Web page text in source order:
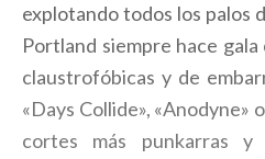
explotando todos los palos
Portland siempre hace
claustrofóbicas y de
«Days Collide», «Anodyne»
cortes más punkarras y